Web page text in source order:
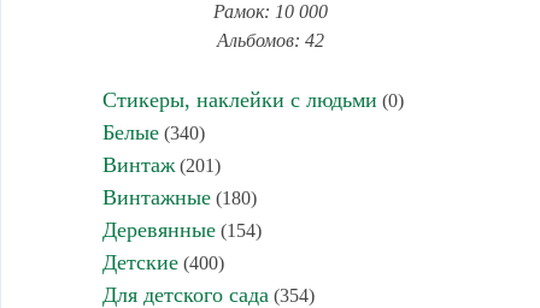
Рамок: 10 000
Альбомов: 42
Стикеры, наклейки с людьми (0)
Белые(340)
Винтаж(201)
Винтажные(180)
Деревянные(154)
Детские(400)
Для детского сада (354)